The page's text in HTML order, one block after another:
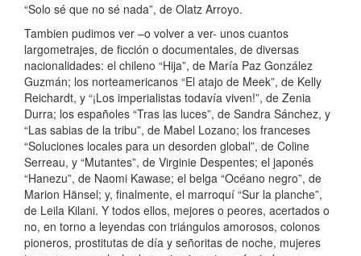
“Solo sé que no sé nada”, de Olatz Arroyo.
Tambien pudimos ver –o volver a ver- unos cuantos
largometrajes, de ficción o documentales, de diversas
nacionalidades: el chileno “Hija”, de María Paz González
Guzmán; los norteamericanos “El atajo de Meek”, de Kelly
Reichardt, y “¡Los imperialistas todavía viven!”, de Zenia
Durra; los españoles “Tras las luces”, de Sandra Sánchez, y
“Las sabias de la tribu”, de Mabel Lozano; los franceses
“Soluciones locales para un desorden global”, de Coline
Serreau, y “Mutantes”, de Virginie Despentes; el japonés
“Hanezu”, de Naomi Kawase; el belga “Océano negro”, de
Marion Hänsel; y, finalmente, el marroquí “Sur la planche”,
de Leila Kilani. Y todos ellos, mejores o peores, acertados o
no, en torno a leyendas con triángulos amorosos, colonos
pioneros, prostitutas de día y señoritas de noche, mujeres